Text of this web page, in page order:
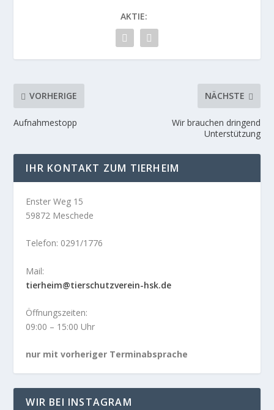
AKTIE:
VORHERIGE
Aufnahmestopp
NÄCHSTE
Wir brauchen dringend
Unterstützung
IHR KONTAKT ZUM TIERHEIM
Enster Weg 15
59872 Meschede
Telefon: 0291/1776
Mail:
tierheim@tierschutzverein-hsk.de
Öffnungszeiten:
09:00 – 15:00 Uhr
nur mit vorheriger Terminabsprache
WIR BEI INSTAGRAM